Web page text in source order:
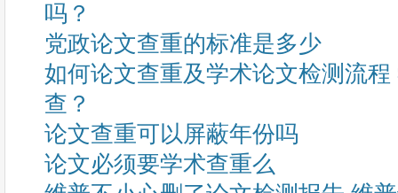
吗？
党政论文查重的标准是多少
如何论文查重及学术论文检测流
查？
论文查重可以屏蔽年份吗
论文必须要学术查重么